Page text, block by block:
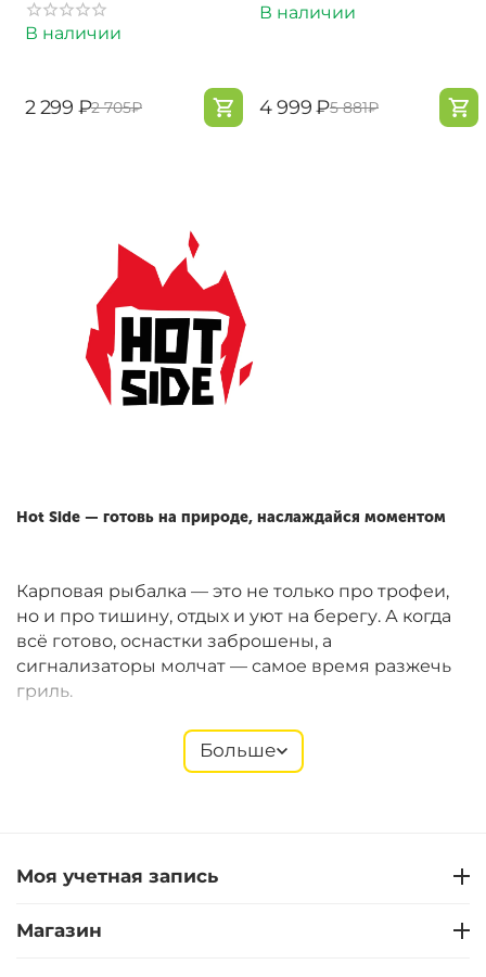
Hot Side — готовь на природе, наслаждайся моментом
Карповая рыбалка — это не только про трофеи,
но и про тишину, отдых и уют на берегу. А когда
всё готово, оснастки заброшены, а
сигнализаторы молчат — самое время разжечь
гриль.
предлагает компактные газовые и
позволяют готовить полноценные блюда прямо
на берегу. В ассортименте — также щипцы,
стартеры и другие полезные мелочи.
Больше
В наличии
‍2 299‍ ₽‍2 705‍₽
В наличии
‍4 999‍₽‍5 881‍₽
Моя учетная запись
Магазин